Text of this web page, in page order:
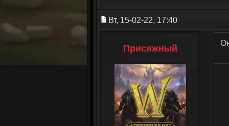
Вт, 15-02-22, 17:40
Присяжный